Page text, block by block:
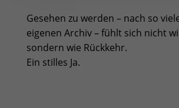
Gesehen zu werden – nach so
eigenen Archiv – fühlt sich nicht
sondern wie Rückkehr.
Ein stilles Ja.